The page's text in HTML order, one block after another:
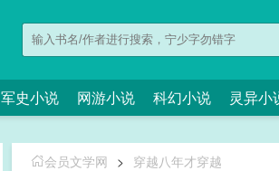
军史小说 网游小说 科幻小说 灵异小
会员文学网 > 穿越八年才穿越